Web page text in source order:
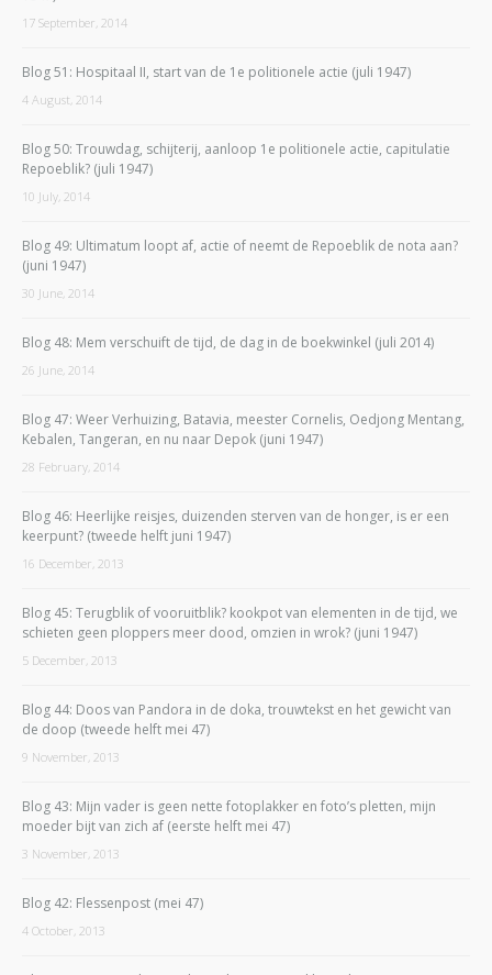
17 September, 2014
Blog 51: Hospitaal II, start van de 1e politionele actie (juli 1947)
4 August, 2014
Blog 50: Trouwdag, schijterij, aanloop 1e politionele actie, capitulatie
Repoeblik? (juli 1947)
10 July, 2014
Blog 49: Ultimatum loopt af, actie of neemt de Repoeblik de nota aan?
(juni 1947)
30 June, 2014
Blog 48: Mem verschuift de tijd, de dag in de boekwinkel (juli 2014)
26 June, 2014
Blog 47: Weer Verhuizing, Batavia, meester Cornelis, Oedjong Mentang,
Kebalen, Tangeran, en nu naar Depok (juni 1947)
28 February, 2014
Blog 46: Heerlijke reisjes, duizenden sterven van de honger, is er een
keerpunt? (tweede helft juni 1947)
16 December, 2013
Blog 45: Terugblik of vooruitblik? kookpot van elementen in de tijd, we
schieten geen ploppers meer dood, omzien in wrok? (juni 1947)
5 December, 2013
Blog 44: Doos van Pandora in de doka, trouwtekst en het gewicht van
de doop (tweede helft mei 47)
9 November, 2013
Blog 43: Mijn vader is geen nette fotoplakker en foto’s pletten, mijn
moeder bijt van zich af (eerste helft mei 47)
3 November, 2013
Blog 42: Flessenpost (mei 47)
4 October, 2013